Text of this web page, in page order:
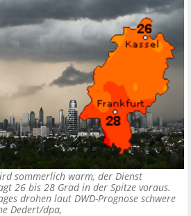
sommerlich warm, der Dienst
26 bis 28 Grad in der Spitze voraus.
drohen laut DWD-Prognose schwere
Dedert/dpa,